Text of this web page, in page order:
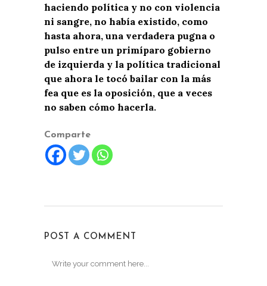
haciendo política y no con violencia
ni sangre, no había existido, como
hasta ahora, una verdadera pugna o
pulso entre un primíparo gobierno
de izquierda y la política tradicional
que ahora le tocó bailar con la más
fea que es la oposición, que a veces
no saben cómo hacerla.
Comparte
POST A COMMENT